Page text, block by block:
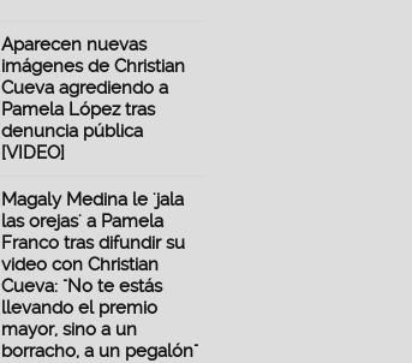
Aparecen nuevas
imágenes de Christian
Cueva agrediendo a
Pamela López tras
denuncia pública
[VIDEO]
Magaly Medina le 'jala
las orejas' a Pamela
Franco tras difundir su
video con Christian
Cueva: "No te estás
llevando el premio
mayor, sino a un
borracho, a un pegalón"